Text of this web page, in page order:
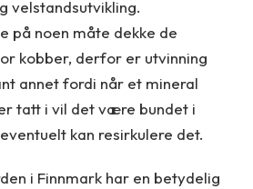
velstandsutvikling.
på noen måte dekke de
kobber, derfor er utvinning
annet fordi når et mineral
tatt i vil det være bundet i
kan resirkulere det.
i Finnmark har en betydelig